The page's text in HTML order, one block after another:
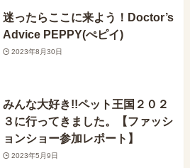
迷ったらここに来よう！Doctor’s
Advice PEPPY(ぺピイ)
2023年8月30日
みんな大好き!!ペット王国２０２
３に行ってきました。【ファッシ
ョンショー参加レポート】
2023年5月9日